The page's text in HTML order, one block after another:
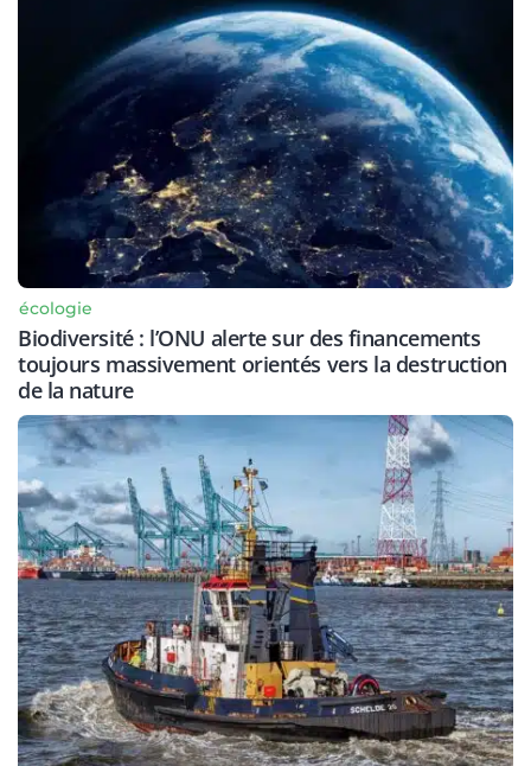
écologie
Biodiversité : l’ONU alerte sur des financements
toujours massivement orientés vers la destruction
de la nature